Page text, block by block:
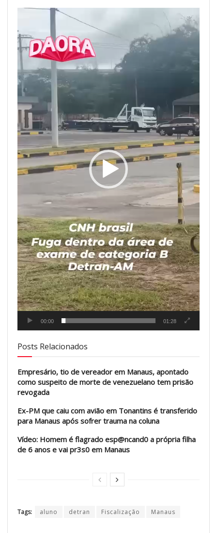
vídeo
00:00 01:28
Posts Relacionados
Empresário, tio de vereador em Manaus, apontado
como suspeito de morte de venezuelano tem prisão
revogada
Ex-PM que caiu com avião em Tonantins é transferido
para Manaus após sofrer trauma na coluna
Vídeo: Homem é flagrado esp@ncand0 a própria filha
de 6 anos e vai pr3s0 em Manaus
Tags: aluno detran Fiscalização Manaus